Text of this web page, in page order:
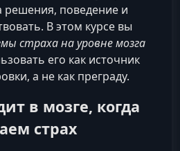
решения, поведение и
В этом курсе вы
страха на уровне мозга
его как источник
а не как преграду.
в мозге, когда
страх